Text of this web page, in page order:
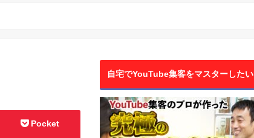
Pocket
自宅でYouTube集客をマスターしたい